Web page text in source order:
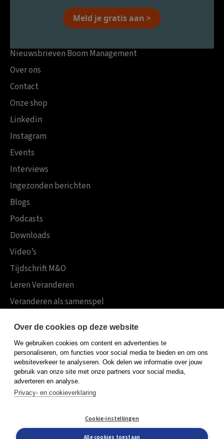
Meld je gratis aan >
Nieuwsbrieven Boom Management
Over ons
Contact
Onze shop
Linkedin
Instagram
Events
Interviews
Ingezonden berichten
Blogs
Podcasts
Downloads
Video’s
Tijdschrift M&O
Leren Veranderen
Veranderen als samenspel
Koninklijke Boom uitgevers
Boom Psychologie
Boom Hoger Onderwijs
Privacy policy
Cookieverklaring
Over de cookies op deze website
We gebruiken cookies om content en advertenties te
personaliseren, om functies voor social media te bieden en om ons
websiteverkeer te analyseren. Ook delen we informatie over jouw
gebruik van onze site met onze partners voor social media,
adverteren en analyse.
Privacy- en cookieverklaring
Cookie-instellingen
Alle cookies toestaan